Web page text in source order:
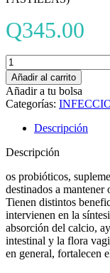
Q345.00
Añadir al carrito
Añadir a tu bolsa
Categorías:
Descripción
Descripción
os probióticos,
destinados a mantener
Tienen distintos
intervienen en la
absorción del calcio,
intestinal y la flora
en general, fortalecen